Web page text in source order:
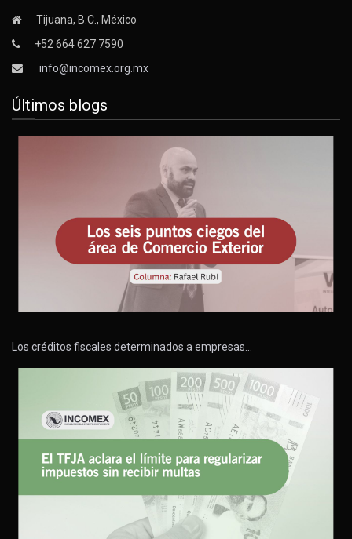
Tijuana, B.C., México
+52 664 627 7590
info@incomex.org.mx
Últimos blogs
Los créditos fiscales determinados a empresas…